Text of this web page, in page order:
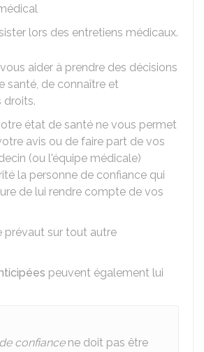
lors des entretiens médicaux.
aider à prendre des décisions
santé, de connaître et
droits.
état de santé ne vous permet
avis ou de faire part de vos
(ou l'équipe médicale)
la personne de confiance qui
de lui rendre compte de vos
prévaut sur tout autre
peuvent également lui
confiancene doit pas être